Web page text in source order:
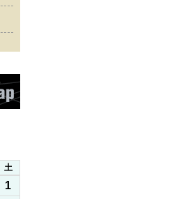
土
1